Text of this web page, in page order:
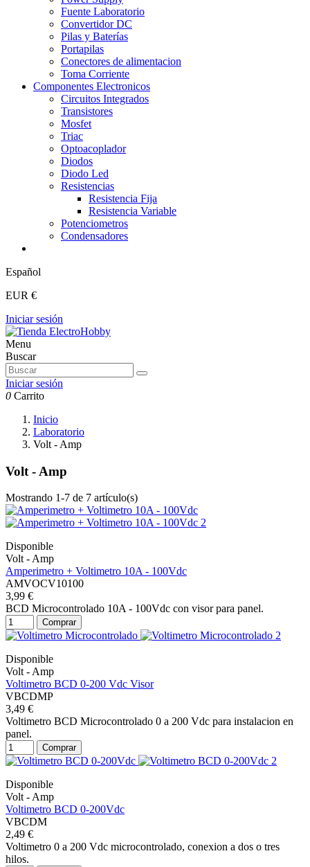
Fuente Laboratorio
Convertidor DC
Pilas y Baterías
Portapilas
Conectores de alimentacion
Toma Corriente
Componentes Electronicos
Circuitos Integrados
Transistores
Mosfet
Triac
Optoacoplador
Diodos
Diodo Led
Resistencias
Resistencia Fija
Resistencia Variable
Potenciometros
Condensadores
Español
EUR €
Iniciar sesión
Menu
Buscar
Iniciar sesión
0 Carrito
Inicio
Laboratorio
Volt - Amp
Volt - Amp
Mostrando 1-7 de 7 artículo(s)
Disponible
Volt - Amp
Amperimetro + Voltimetro 10A - 100Vdc
AMVOCV10100
3,99 €
BCD Microcontrolado 10A - 100Vdc con visor para panel.
Comprar
Disponible
Volt - Amp
Voltimetro BCD 0-200 Vdc Visor
VBCDMP
3,49 €
Voltimetro BCD Microcontrolado 0 a 200 Vdc para instalacion en
panel.
Comprar
Disponible
Volt - Amp
Voltimetro BCD 0-200Vdc
VBCDM
2,49 €
Voltimetro 0 a 200 Vdc microcontrolado, conexion a dos o tres
hilos.